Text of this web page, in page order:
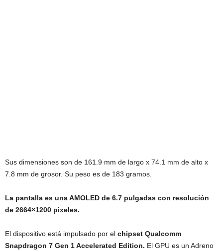
Sus dimensiones son de 161.9 mm de largo x 74.1 mm de alto x
7.8 mm de grosor. Su peso es de 183 gramos.
La pantalla es una AMOLED de 6.7 pulgadas con resolución
de 2664×1200 pixeles.
El dispositivo está impulsado por el chipset Qualcomm
Snapdragon 7 Gen 1 Accelerated Edition. El GPU es un Adreno